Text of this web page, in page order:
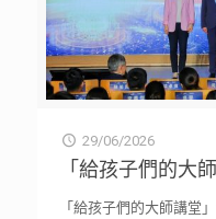
29/06/2026
「給孩子們的大
「給孩子們的大師講堂